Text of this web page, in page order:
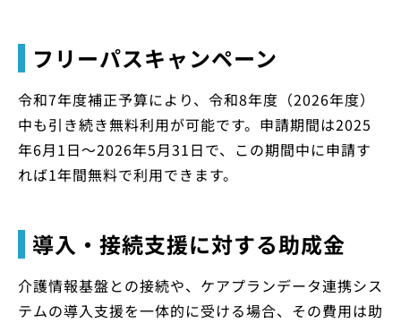
フリーパスキャンペーン
令和7年度補正予算により、令和8年度（2026年度）
中も引き続き無料利用が可能です。申請期間は2025
年6月1日～2026年5月31日で、この期間中に申請す
れば1年間無料で利用できます。
導入・接続支援に対する助成金
介護情報基盤との接続や、ケアプランデータ連携シス
テムの導入支援を一体的に受ける場合、その費用は助